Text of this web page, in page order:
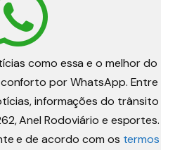
como essa e o melhor do
por WhatsApp. Entre
informações do trânsito
Anel Rodoviário e esportes.
e de acordo com os termos